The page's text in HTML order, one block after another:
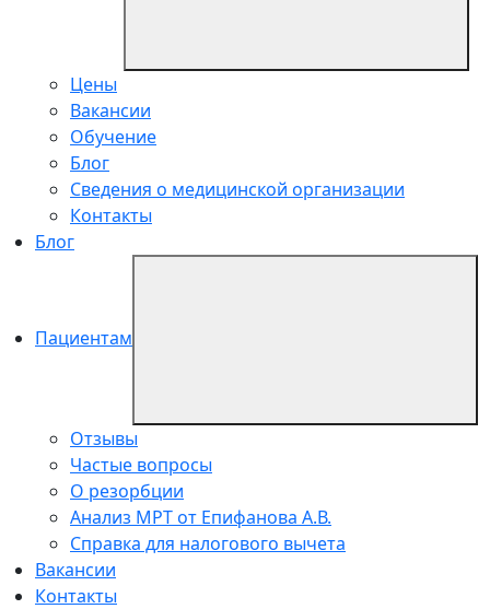
Цены
Вакансии
Обучение
Блог
Сведения о медицинской организации
Контакты
Блог
Пациентам
Отзывы
Частые вопросы
О резорбции
Анализ МРТ от Епифанова А.В.
Справка для налогового вычета
Вакансии
Контакты